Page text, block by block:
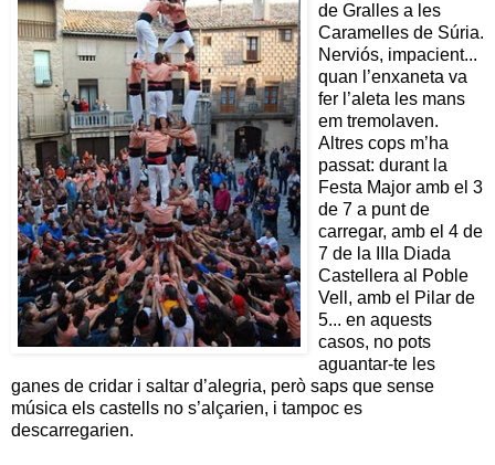
de Gralles a les
Caramelles de Súria.
Nerviós, impacient...
quan l’enxaneta va
fer l’aleta les mans
em tremolaven.
Altres cops m’ha
passat: durant la
Festa Major amb el 3
de 7 a punt de
carregar, amb el 4 de
7 de la IIIa Diada
Castellera al Poble
Vell, amb el Pilar de
5... en aquests
casos, no pots
aguantar-te les
ganes de cridar i saltar d’alegria, però saps que sense
música els castells no s’alçarien, i tampoc es
descarregarien.